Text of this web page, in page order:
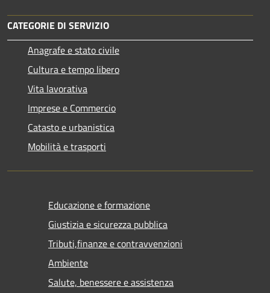
CATEGORIE DI SERVIZIO
Anagrafe e stato civile
Cultura e tempo libero
Vita lavorativa
Imprese e Commercio
Catasto e urbanistica
Mobilità e trasporti
Educazione e formazione
Giustizia e sicurezza pubblica
Tributi,finanze e contravvenzioni
Ambiente
Salute, benessere e assistenza